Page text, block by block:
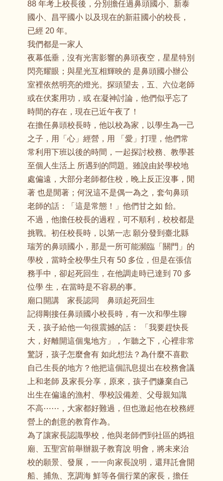
88 年考上校長後，分別擔任過鼻頭國小、新泰
國小、昌平國小 以及現在的新莊國小的校長，
已經 20 年。
我們都是一家人
夜幕低垂，沒有光害影響的鼻頭夜空，星星特別
閃亮耀眼；與星光互相輝映的 是鼻頭國小辦公
室裡依然明亮的燈光。探頭望去，五、六位老師
或在伏案用功，或 在凝神討論，他們似乎忘了
時間的存在，現在已近午夜了！
在擔任鼻頭校長時，他以校為家，以學生為一己
之子，用「心」經營，用 「愛」打理，他們常
常利用下班以後的時間，一起探討校務、教學甚
至個人生活上 所遇到的問題。雖說由於學校地
處偏遠，大部分老師都住校，晚上反正沒事，閒
著 也是閒著；何況這不是偶一為之，套句鼻頭
老師的話：「這是常態！」他們甘之如 飴。
不過，他擔任校長的過程，可不順利，校校都是
挑戰。初任校長時，以第一志 願分發到臺北縣
瑞芳的鼻頭國小，那是一所可能瀕臨「關門」的
學校，當時全校學生只有 50 多位，但是在張信
務手中，卻起死回生，在他調走時已達到 70 多
位學 生，在當時是不容易的事。
廟口開講 家長認同 鼻頭起死回生
記得剛接任鼻頭國小校長時，有一次和學生聊
天，孩子給他一句很震撼的話： 「我要趕快長
大，好離開這個鬼地方」，乍聽之下，心裡非常
驚訝，孩子怎麼會有 如此想法？為什麼不喜歡
自己生長的地方？他把這個訊息提出在校務會議
上和老師 及家長分享，原來，孩子們嫌棄自己
出生在偏遠的漁村、學校設備差、父母親知識
不高⋯⋯，大家都好難過，但也激起他在校務經
營上的創意的教育作為。
為了讓家長認識學校，他與老師們到社區的媽祖
廟、五聖宮前舉辦親子教育說 明會，將未來治
校的願景、發展，一一向家長說明，還拜託會開
船、捕魚、烹調海 鮮等各個行業的家長，擔任